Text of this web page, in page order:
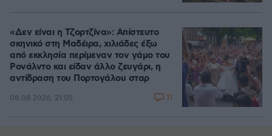
«Δεν είναι η Τζορτζίνα»: Απίστευτο
σκηνικό στη Μαδέιρα, χιλιάδες έξω
από εκκλησία περίμεναν τον γάμο του
Ρονάλντο και είδαν άλλο ζευγάρι, η
αντίδραση του Πορτογάλου σταρ
08.08.2026, 21:05 11